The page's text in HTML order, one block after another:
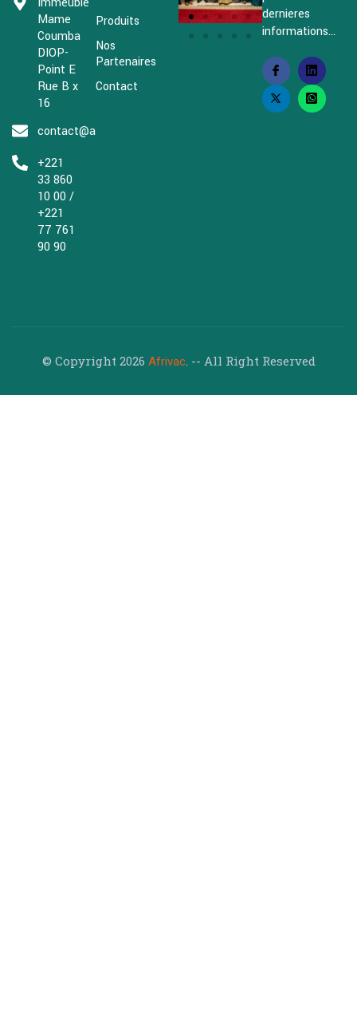
Mame
Coumba
DIOP-
Point E
Rue B x
16
contact@afrivac.org
+221
33 860
10 00 /
+221
77 761
90 90
Produits
Nos
Partenaires
Contact
dernieres
informations...
© Copyright 2026 Afrivac. -- All Right Reserved